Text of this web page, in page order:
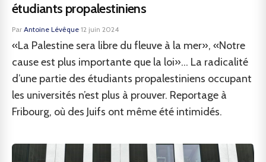
étudiants propalestiniens
Par Antoine Lévêque·12 juin 2024
«La Palestine sera libre du fleuve à la mer», «Notre
cause est plus importante que la loi»… La radicalité
d’une partie des étudiants propalestiniens occupant
les universités n’est plus à prouver. Reportage à
Fribourg, où des Juifs ont même été intimidés.